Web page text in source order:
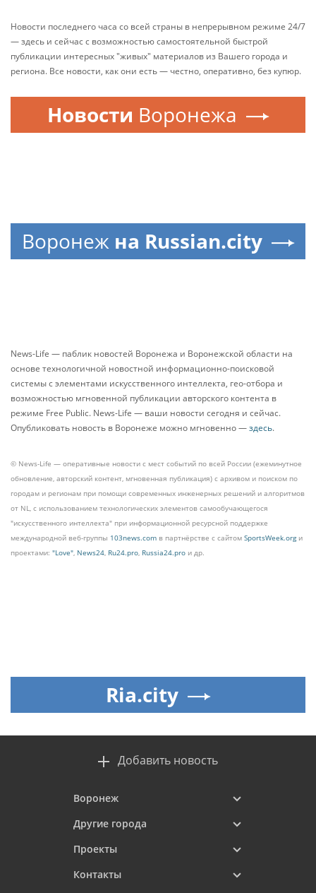
Новости последнего часа со всей страны в непрерывном режиме 24/7
— здесь и сейчас с возможностью самостоятельной быстрой
публикации интересных "живых" материалов из Вашего города и
региона. Все новости, как они есть — честно, оперативно, без купюр.
Новости Воронежа
Воронеж на Russian.city
News-Life — паблик новостей Воронежа и Воронежской области на
основе технологичной новостной информационно-поисковой
системы с элементами искусственного интеллекта, гео-отбора и
возможностью мгновенной публикации авторского контента в
режиме Free Public. News-Life — ваши новости сегодня и сейчас.
Опубликовать новость в Воронеже можно мгновенно —здесь.
© News-Life — оперативные новости с мест событий по всей России (ежеминутное
обновление, авторский контент, мгновенная публикация) с архивом и поиском по
городам и регионам при помощи современных инженерных решений и алгоритмов
от NL, с использованием технологических элементов самообучающегося
"искусственного интеллекта" при информационной ресурсной поддержке
международной веб-группы 103news.com в партнёрстве с сайтом SportsWeek.orgи
проектами: "Love", News24, Ru24.pro, Russia24.pro и др.
Ria.city
Добавить новость
Воронеж
Другие города
Проекты
Контакты